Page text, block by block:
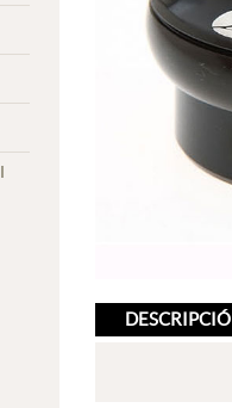
DESCRIPCIÓ